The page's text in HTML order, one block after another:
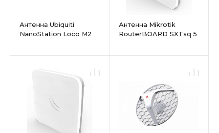
Антенна Ubiquiti
NanoStation Loco M2
Антенна Mikrotik
RouterBOARD SXTsq 5